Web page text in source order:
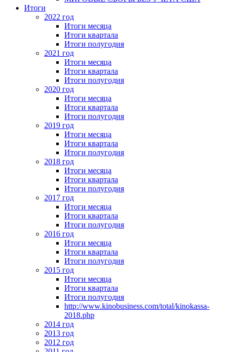
Итоги
2022 год
Итоги месяца
Итоги квартала
Итоги полугодия
2021 год
Итоги месяца
Итоги квартала
Итоги полугодия
2020 год
Итоги месяца
Итоги квартала
Итоги полугодия
2019 год
Итоги месяца
Итоги квартала
Итоги полугодия
2018 год
Итоги месяца
Итоги квартала
Итоги полугодия
2017 год
Итоги месяца
Итоги квартала
Итоги полугодия
2016 год
Итоги месяца
Итоги квартала
Итоги полугодия
2015 год
Итоги месяца
Итоги квартала
Итоги полугодия
http://www.kinobusiness.com/total/kinokassa-
2018.php
2014 год
2013 год
2012 год